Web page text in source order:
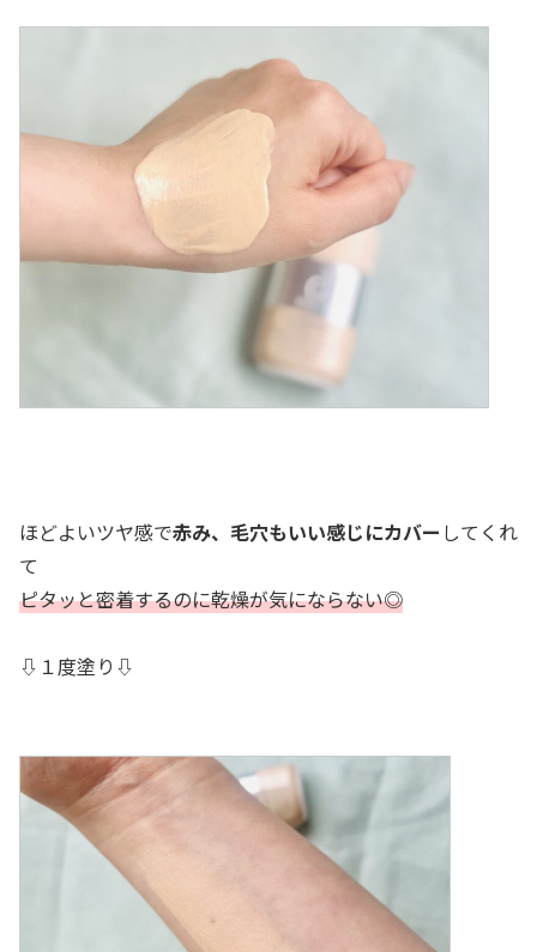
ほどよいツヤ感で赤み、毛穴もいい感じにカバー してくれ
て
ピタッと密着するのに乾燥が気にならない◎
⇩１度塗り⇩